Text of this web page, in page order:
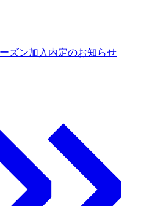
ズン加入内定のお知らせ